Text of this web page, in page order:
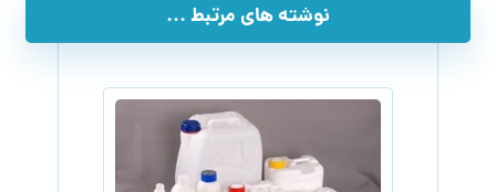
نوشته های مرتبط ...